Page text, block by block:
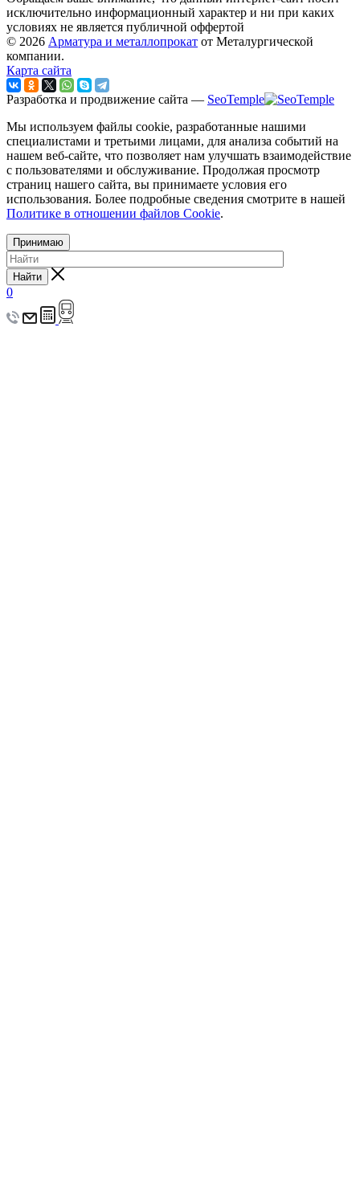
исключительно информационный характер и ни при каких
условиях не является публичной оффертой
© 2026 Арматура и металлопрокат от Металургической
компании.
Карта сайта
Разработка и продвижение сайта — SeoTemple
Мы используем файлы cookie, разработанные нашими
специалистами и третьими лицами, для анализа событий на
нашем веб-сайте, что позволяет нам улучшать взаимодействие
с пользователями и обслуживание. Продолжая просмотр
страниц нашего сайта, вы принимаете условия его
использования. Более подробные сведения смотрите в нашей
Политике в отношении файлов Cookie.
Принимаю
Найти
0